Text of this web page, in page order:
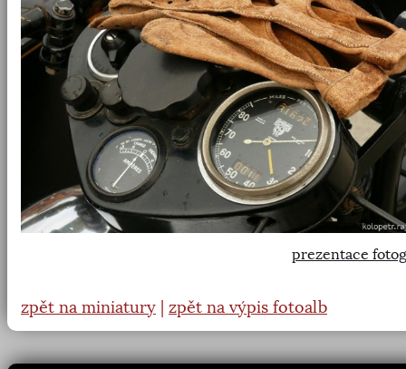
prezentace
zpět na miniatury zpět na výpis fotoalb